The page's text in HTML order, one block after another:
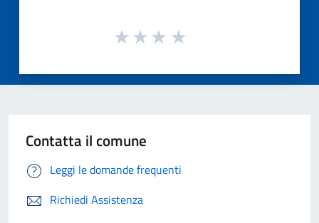
Contatta il comune
Leggi le domande frequenti
Richiedi Assistenza